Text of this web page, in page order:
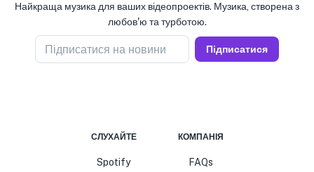
Найкраща музика для ваших відеопроектів. Музика, створена з
любов'ю та турботою.
Підписатися на новини Підписатися
СЛУХАЙТЕ
Spotify
КОМПАНІЯ
FAQs